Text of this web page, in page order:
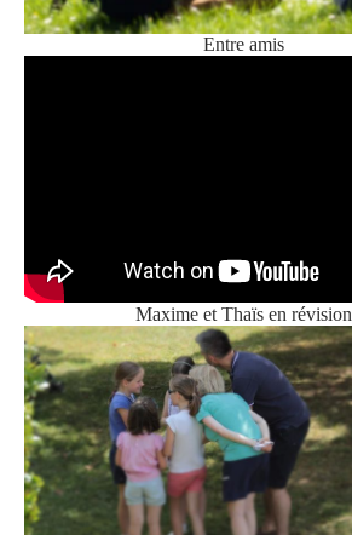
Entre amis
Maxime et Thaïs en révision